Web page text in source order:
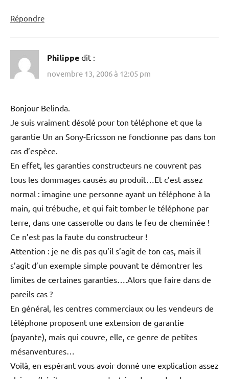
Répondre
Philippe dit :
novembre 13, 2006 à 12:05 pm
Bonjour Belinda.
Je suis vraiment désolé pour ton téléphone et que la
garantie Un an Sony-Ericsson ne fonctionne pas dans ton
cas d’espèce.
En effet, les garanties constructeurs ne couvrent pas
tous les dommages causés au produit…Et c’est assez
normal : imagine une personne ayant un téléphone à la
main, qui trébuche, et qui fait tomber le téléphone par
terre, dans une casserolle ou dans le feu de cheminée !
Ce n’est pas la faute du constructeur !
Attention : je ne dis pas qu’il s’agit de ton cas, mais il
s’agit d’un exemple simple pouvant te démontrer les
limites de certaines garanties….Alors que faire dans de
pareils cas ?
En général, les centres commerciaux ou les vendeurs de
téléphone proposent une extension de garantie
(payante), mais qui couvre, elle, ce genre de petites
mésanventures…
Voilà, en espérant vous avoir donné une explication assez